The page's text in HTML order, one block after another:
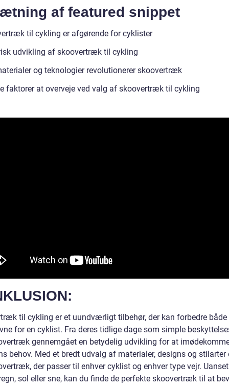
af featured snippet
til cykling er afgørende for cyklister
udvikling af skoovertræk til cykling
og teknologier revolutionerer skoovertræk
faktorer at overveje ved valg af skoovertræk til cykling
til cykling er et uundværligt tilbehør, der kan forbedre
for en cyklist. Fra deres tidlige dage som simple
gennemgået en betydelig udvikling for at
behov. Med et bredt udvalg af materialer, designs og stilarter
der passer til enhver cyklist og enhver type vejr.
sol eller sne, kan du finde de perfekte skoovertræk til at